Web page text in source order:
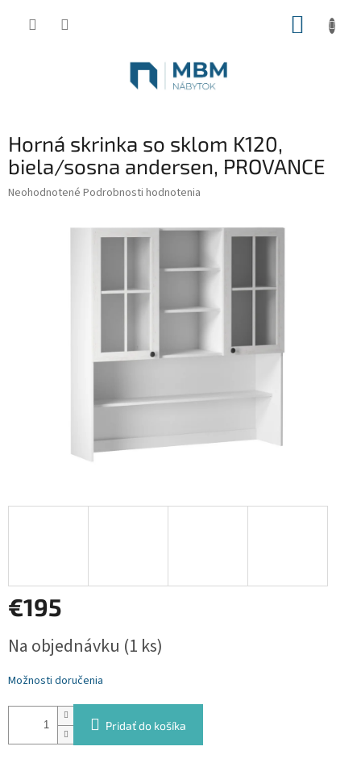
Horná skrinka so sklom K120,
biela/sosna andersen, PROVANCE
Priemerné
Neohodnotené Podrobnosti hodnotenia
€195
cena:
Na objednávku (1 ks)
Možnosti doručenia
Pridať do košíka